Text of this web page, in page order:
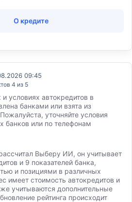
О кредите
09:45
4 из 5
условиях автокредитов в
банками или взята из
уточняйте условия
банков или по телефонам
Выберу ИИ, он учитывает
и 9 показателей банка,
и позициями в различных
имеет стоимость автокредитов и
учитываются дополнительные
рейтинга происходит